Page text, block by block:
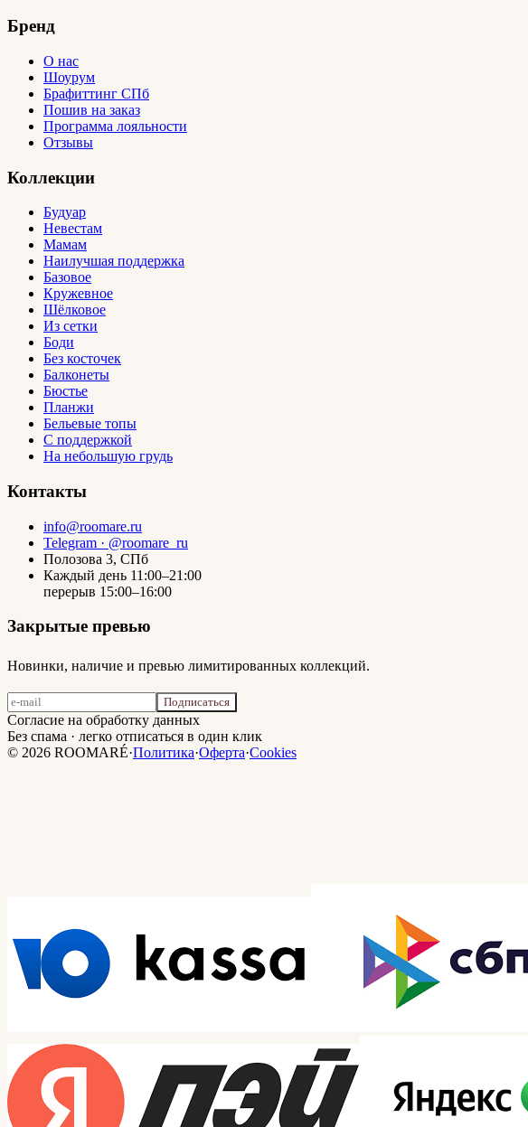
Бренд
О нас
Шоурум
Брафиттинг СПб
Пошив на заказ
Программа лояльности
Отзывы
Коллекции
Будуар
Невестам
Мамам
Наилучшая поддержка
Базовое
Кружевное
Шёлковое
Из сетки
Боди
Без косточек
Балконеты
Бюстье
Планжи
Бельевые топы
С поддержкой
На небольшую грудь
Контакты
info@roomare.ru
Telegram · @roomare_ru
Полозова 3, СПб
Каждый день 11:00–21:00
перерыв 15:00–16:00
Закрытые превью
Новинки, наличие и превью лимитированных коллекций.
Подписаться
Согласие на обработку данных
Без спама · легко отписаться в один клик
© 2026 ROOMARÉ·Политика·Оферта·Cookies